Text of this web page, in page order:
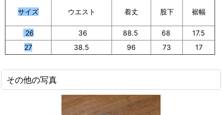
サイズ ウエスト 着丈 股下 裾幅
26 36 88.5 68
17.5
27
38.5 96 73 17
その他の写真